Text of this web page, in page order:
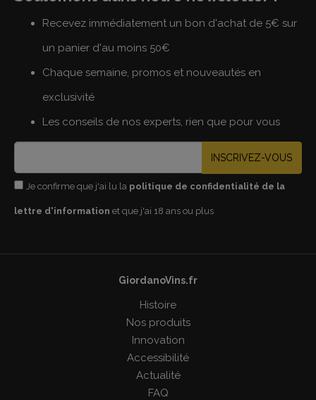
Recevez immédiatement un bon d'achat de 5€ sur
un panier d'au moins 50€
Chaque semaine, promos et nouveautés en
exclusivité
Les conseils de nos experts, rien que pour vous
INSCRIVEZ-VOUS
Je confirme que j'ai lu la politique de confidentialité de la
lettre d'information et que j'ai 18 ans ou plus
GiordanoVins.fr
Histoire
Nos produits
Innovation
Accessibilité
Actualité
FAQ